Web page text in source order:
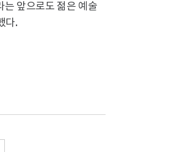
는 앞으로도 젊은 예술
다.